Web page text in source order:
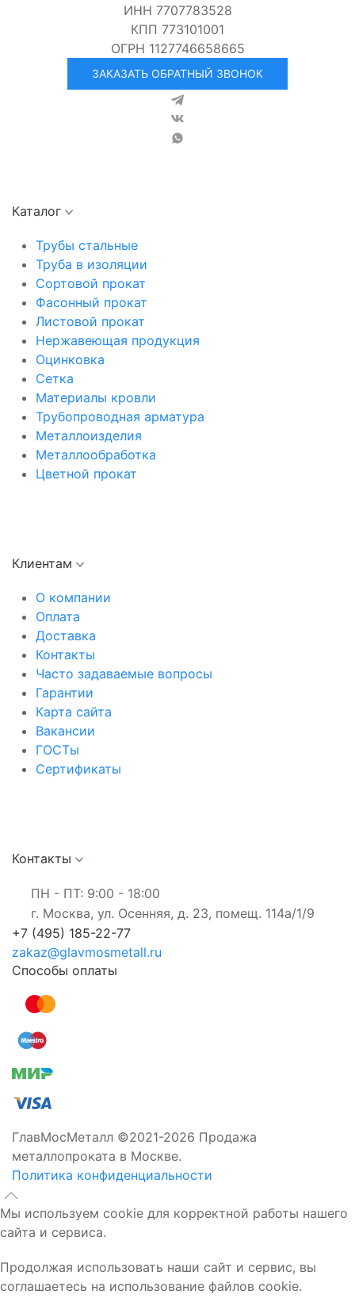
ИНН 7707783528
КПП 773101001
ОГРН 1127746658665
ЗАКАЗАТЬ ОБРАТНЫЙ ЗВОНОК
Каталог
Трубы стальные
Труба в изоляции
Сортовой прокат
Фасонный прокат
Листовой прокат
Нержавеющая продукция
Оцинковка
Сетка
Материалы кровли
Трубопроводная арматура
Металлоизделия
Металлообработка
Цветной прокат
Клиентам
О компании
Оплата
Доставка
Контакты
Часто задаваемые вопросы
Гарантии
Карта сайта
Вакансии
ГОСТы
Сертификаты
Контакты
ПН - ПТ: 9:00 - 18:00
г. Москва, ул. Осенняя, д. 23, помещ. 114а/1/9
+7 (495) 185-22-77
zakaz@glavmosmetall.ru
Способы оплаты
ГлавМосМеталл ©2021-2026 Продажа
металлопроката в Москве.
Политика конфиденциальности
Мы используем cookie для корректной работы нашего
сайта и сервиса.
Продолжая использовать наши сайт и сервис, вы
соглашаетесь на использование файлов cookie.